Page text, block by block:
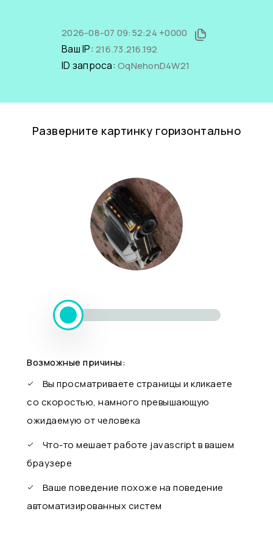
2026-08-07 09:52:24 +0000
Ваш IP: 216.73.216.192
ID запроса: OqNehonD4W21
Разверните картинку горизонтально
Возможные причины:
Вы просматриваете страницы и кликаете
со скоростью, намного превышающую
ожидаемую от человека
Что-то мешает работе javascript в вашем
браузере
Ваше поведение похоже на поведение
автоматизированных систем